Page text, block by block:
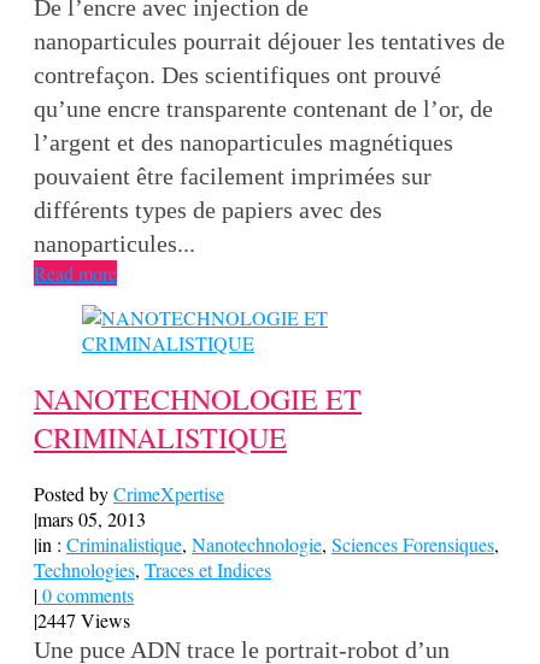
De l’encre avec injection de
nanoparticules pourrait déjouer les tentatives de
contrefaçon. Des scientifiques ont prouvé
qu’une encre transparente contenant de l’or, de
l’argent et des nanoparticules magnétiques
pouvaient être facilement imprimées sur
différents types de papiers avec des
nanoparticules...
Read more
NANOTECHNOLOGIE ET
CRIMINALISTIQUE
Posted byCrimeXpertise
|mars 05, 2013
|in : Criminalistique, Nanotechnologie, Sciences Forensiques,
Technologies, Traces et Indices
|0 comments
|2447 Views
Une puce ADN trace le portrait-robot d’un